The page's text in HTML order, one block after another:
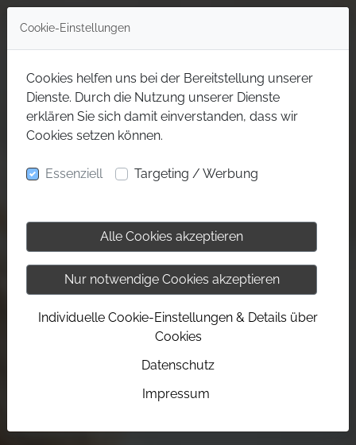
Cookie-Einstellungen
Cookies helfen uns bei der Bereitstellung unserer
Dienste. Durch die Nutzung unserer Dienste
erklären Sie sich damit einverstanden, dass wir
Cookies setzen können.
Essenziell Targeting / Werbung
Alle Cookies akzeptieren
Nur notwendige Cookies akzeptieren
Individuelle Cookie-Einstellungen & Details über
Cookies
Datenschutz
Impressum